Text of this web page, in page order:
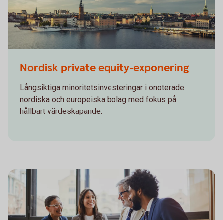
Nordisk private equity-exponering
Långsiktiga minoritetsinvesteringar i onoterade
nordiska och europeiska bolag med fokus på
hållbart värdeskapande.